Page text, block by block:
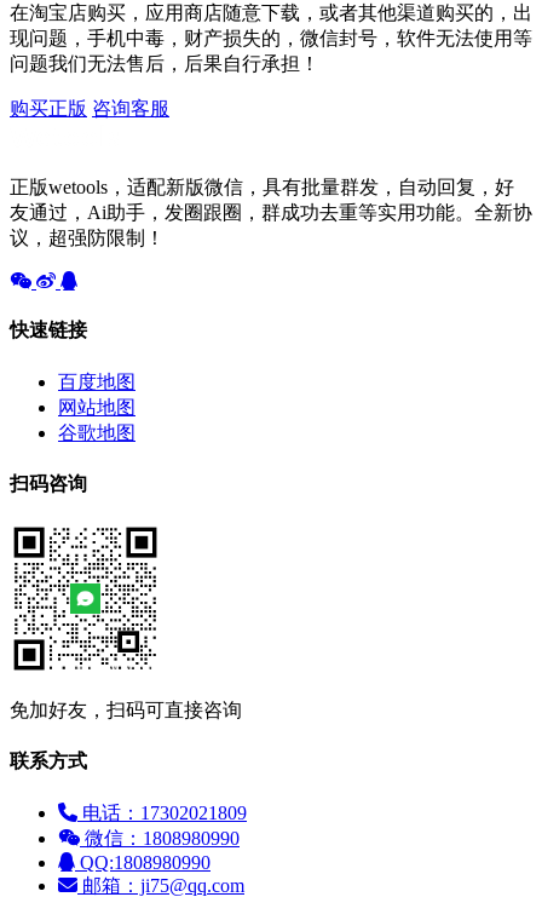
在淘宝店购买，应用商店随意下载，或者其他渠道购买的，出
现问题，手机中毒，财产损失的，微信封号，软件无法使用等
问题我们无法售后，后果自行承担！
购买正版 咨询客服
正版wetools，适配新版微信，具有批量群发，自动回复，好
友通过，Ai助手，发圈跟圈，群成功去重等实用功能。全新协
议，超强防限制！
快速链接
百度地图
网站地图
谷歌地图
扫码咨询
免加好友，扫码可直接咨询
联系方式
电话：17302021809
微信：1808980990
QQ:1808980990
邮箱：ji75@qq.com